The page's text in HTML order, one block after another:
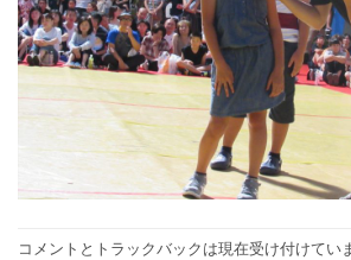
コメントとトラックバックは現在受け付けてい